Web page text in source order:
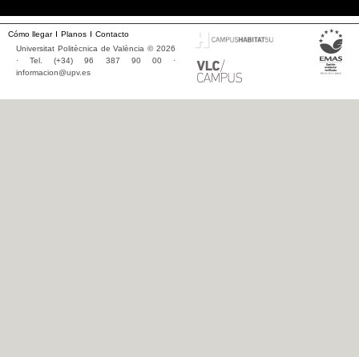
Cómo llegar Planos
Contacto
Universitat Politècnica de València © 2026
· Tel. (+34) 96 387 90 00 ·
informacion@upv.es